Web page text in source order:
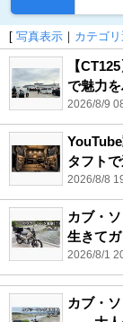
[ 写真表示 ｜ カテゴ
【
で魅力
2026/8/9
タフト
2026/8/8
カブ・
生きてガ
2026/8/1
カブ・